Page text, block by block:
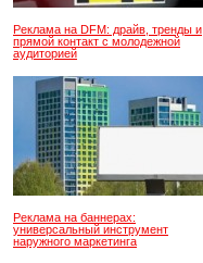
Реклама на DFM: драйв, тренды и
прямой контакт с молодежной
аудиторией
Реклама на баннерах:
универсальный инструмент
наружного маркетинга